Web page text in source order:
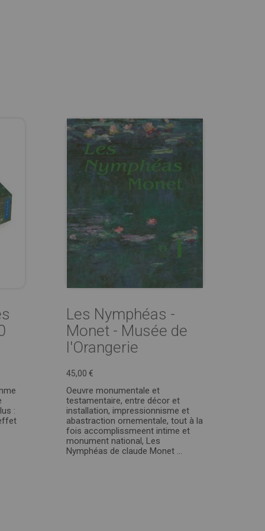
:
Les Nymphéas -
Monet - Musée de
l'Orangerie
45,00 €
Oeuvre monumentale et
testamentaire, entre décor et
installation, impressionnisme et
abastraction ornementale, tout à la
fois accomplissmeent intime et
monument national, Les
Nymphéas de claude Monet ...